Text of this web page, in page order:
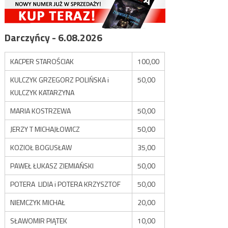
Darczyńcy - 6.08.2026
KACPER STAROŚCIAK
100,00
KULCZYK GRZEGORZ POLIŃSKA i
KULCZYK KATARZYNA
50,00
MARIA KOSTRZEWA
50,00
JERZY T MICHAJŁOWICZ
50,00
KOZIOŁ BOGUSŁAW
35,00
PAWEŁ ŁUKASZ ZIEMIAŃSKI
50,00
POTERA LIDIA i POTERA KRZYSZTOF
50,00
NIEMCZYK MICHAŁ
20,00
SŁAWOMIR PIĄTEK
10,00